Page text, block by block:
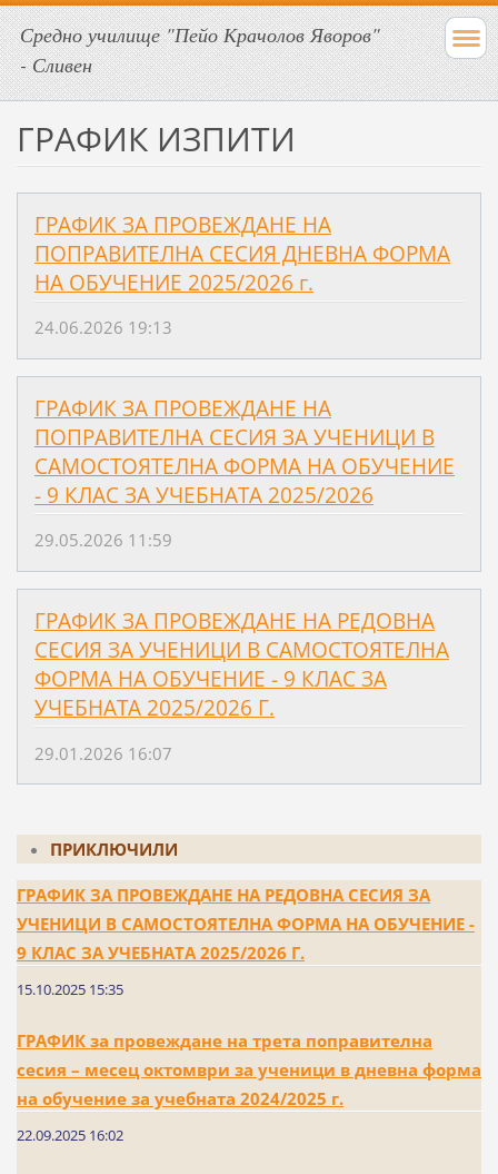
Средно училище "Пейо Крачолов Яворов"
- Сливен
ГРАФИК ИЗПИТИ
ГРАФИК ЗА ПРОВЕЖДАНЕ НА
ПОПРАВИТЕЛНА СЕСИЯ ДНЕВНА ФОРМА
НА ОБУЧЕНИЕ 2025/2026 г.
24.06.2026 19:13
ГРАФИК ЗА ПРОВЕЖДАНЕ НА
ПОПРАВИТЕЛНА СЕСИЯ ЗА УЧЕНИЦИ В
САМОСТОЯТЕЛНА ФОРМА НА ОБУЧЕНИЕ
- 9 КЛАС ЗА УЧЕБНАТА 2025/2026
29.05.2026 11:59
ГРАФИК ЗА ПРОВЕЖДАНЕ НА РЕДОВНА
СЕСИЯ ЗА УЧЕНИЦИ В САМОСТОЯТЕЛНА
ФОРМА НА ОБУЧЕНИЕ - 9 КЛАС ЗА
УЧЕБНАТА 2025/2026 Г.
29.01.2026 16:07
ПРИКЛЮЧИЛИ
ГРАФИК ЗА ПРОВЕЖДАНЕ НА РЕДОВНА СЕСИЯ ЗА
УЧЕНИЦИ В САМОСТОЯТЕЛНА ФОРМА НА ОБУЧЕНИЕ -
9 КЛАС ЗА УЧЕБНАТА 2025/2026 Г.
15.10.2025 15:35
ГРАФИК за провеждане на трета поправителна
сесия – месец октомври за ученици в дневна форма
на обучение за учебната 2024/2025 г.
22.09.2025 16:02